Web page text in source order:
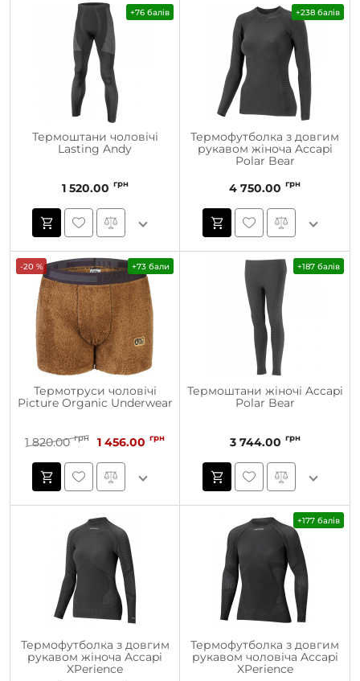
+76 балів
Термоштани чоловічі
Lasting Andy
1 520.00 грн
+238 балів
Термофутболка з довгим
рукавом жіноча Accapi
Polar Bear
4 750.00 грн
-20 % +73 бали
Термотруси чоловічі
Picture Organic Underwear
1 820.00 грн 1 456.00 грн
+187 балів
Термоштани жіночі Accapi
Polar Bear
3 744.00 грн
Термофутболка з довгим
рукавом жіноча Accapi
XPerience
+177 балів
Термофутболка з довгим
рукавом чоловіча Accapi
XPerience